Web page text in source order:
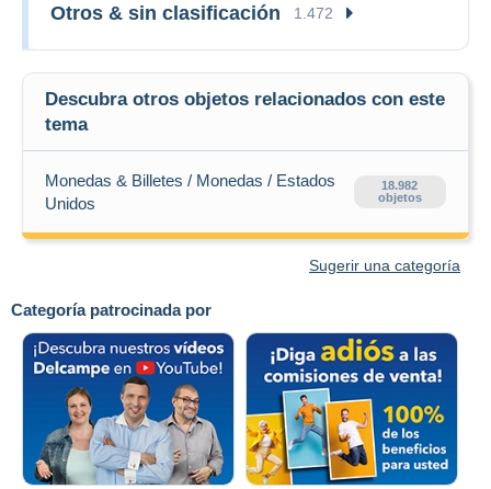
Categoría patrocinada por
Otros & sin clasificación 1.472
Descubra otros objetos relacionados con este
tema
Monedas & Billetes / Monedas / Estados
Unidos
18.982
objetos
Sugerir una categoría